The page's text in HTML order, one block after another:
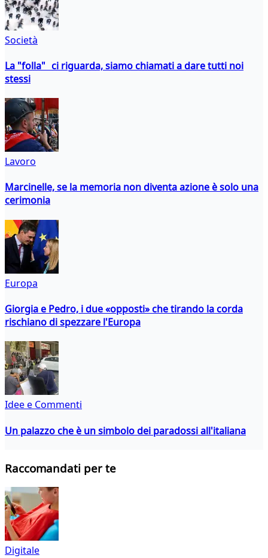
Società
La "folla" ci riguarda, siamo chiamati a dare tutti noi
stessi
Lavoro
Marcinelle, se la memoria non diventa azione è solo una
cerimonia
Europa
Giorgia e Pedro, i due «opposti» che tirando la corda
rischiano di spezzare l'Europa
Idee e Commenti
Un palazzo che è un simbolo dei paradossi all'italiana
Raccomandati per te
Digitale